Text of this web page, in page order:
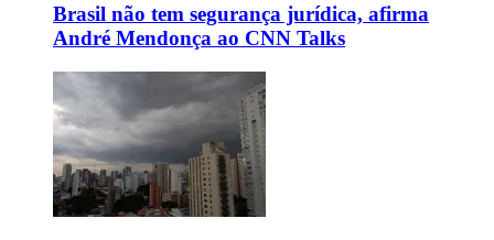
Brasil não tem segurança jurídica, afirma
André Mendonça ao CNN Talks